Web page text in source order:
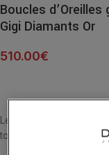
Boucles d’Oreilles
Gigi Diamants Or
510.00€
Les boucles d’oreilles
toute la spontanéité et